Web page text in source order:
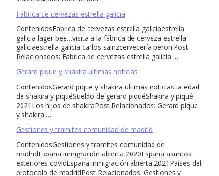
Fabrica de cervezas estrella galicia
ContenidosFabrica de cervezas estrella galiciaestrella
galicia lager bee…visita a la fábrica de cerveza estrella
galiciaestrella galicia carlos sainzcervecería peroniPost
Relacionados: Fabrica de cervezas estrella galicia …
Gerard pique y shakira ultimas noticias
ContenidosGerard pique y shakira ultimas noticiasLa edad
de shakira y piquéSueldo de gerard piquéShakira y piqué
2021Los hijos de shakiraPost Relacionados: Gerard pique
y shakira …
Gestiones y tramites comunidad de madrid
ContenidosGestiones y tramites comunidad de
madridEspaña inmigración abierta 2020España asuntos
exteriores covidEspaña inmigración abierta 2021Países del
protocolo de madridPost Relacionados: Gestiones y